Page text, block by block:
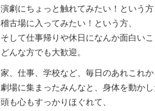
演劇にちょっと触れてみたい！という方
稽古場に入ってみたい！という方、
そして仕事帰りや休日になんか面白い
どんな方でも大歓迎。
家、仕事、学校など、毎日のあれこれか
劇場に集まったみんなと、身体を動か
頭も心もすっかりほぐれて、